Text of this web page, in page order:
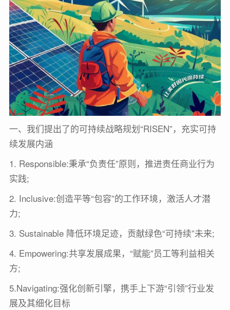
一、我们提出了的可持续战略规划“RISEN”，充实可持
续发展内涵
1. Responsible:秉承“负责任”原则，推进责任商业行为
实践;
2. Inclusive:创造平等“包容”的工作环境，激活人才潜
力;
3. Sustainable 降低环境足迹，贡献绿色“可持续”未来;
4. Empowering:共享发展成果，“赋能”员工等利益相关
方;
5.Navigating:强化创新引擎，携手上下游“引领”行业发
展及其细化目标